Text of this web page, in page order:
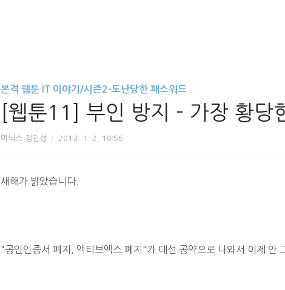
본격 웹툰 IT 이야기/시즌2-도난당한 패스워드
[웹툰11] 부인 방지 - 가장 황당
미닉스 김인성 2013. 1. 2. 10:56
새해가 밝았습니다.
"공인인증서 폐지, 액티브엑스 폐지"가 대선 공약으로 나와서 이제 안